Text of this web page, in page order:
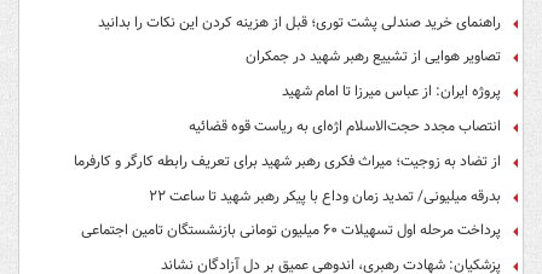
راهنمای خرید صندلی پشت توری؛ قبل از هزینه کردن این نکات را بدانید
تصاویر هوایی از تشییع رهبر شهید در جمکران
پروژه ایران: از عباس میرزا تا امام شهید
انتصاب مجدد حجت‌الاسلام اژه‌ای به ریاست قوه‌ قضائیه
از تضاد به زوجیت؛ میراث فکری رهبر شهید برای تعریف رابطه کارگر و کارفرما
بدرقه میلیونی/ تمدید زمان وداع با پیکر رهبر شهید تا ساعت ۲۲
پرداخت مرحله اول تسهیلات ۶۰ میلیون تومانی بازنشستگان تامین اجتماعی
پزشکیان: شهادت رهبری، اندوهی عمیق بر دل آزادگان نشاند